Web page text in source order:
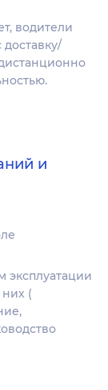
водители
и
эксплуатации
(